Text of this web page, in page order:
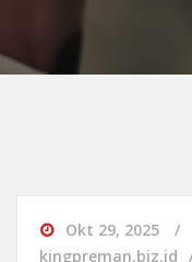
Okt 29, 2025
kingpreman.biz.id